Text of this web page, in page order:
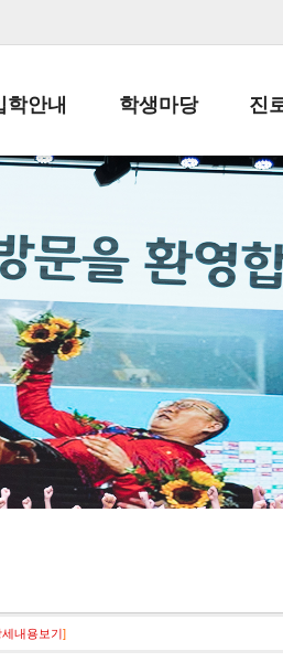
학안내
-편입 서류양식
금/수업료
구입안내
학생마당
학생생활규정
학교신문
자율진로동아리
유초등 소식지
진
공지
드림
세내용보기]